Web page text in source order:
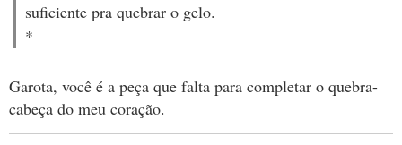
suficiente pra quebrar o gelo.
*
Garota, você é a peça que falta para completar o quebra-
cabeça do meu coração.